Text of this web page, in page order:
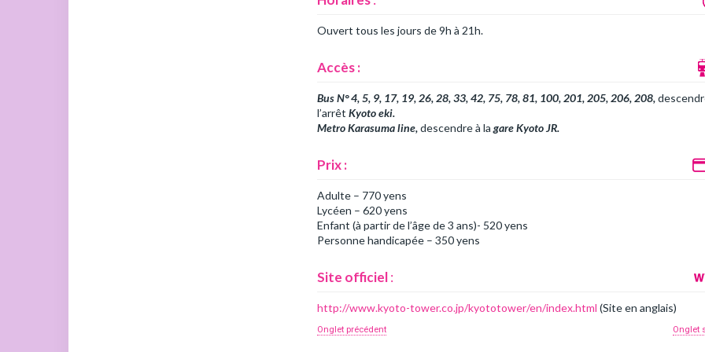
Ouvert tous les jours de 9h à 21h.
Accès :
Bus N° 4, 5, 9, 17, 19, 26, 28, 33, 42, 75, 78, 81, 100, 201, 205, 206, 208,
l’arrêtKyoto eki.
Metro Karasuma line,descendre à lagare Kyoto JR.
Prix :
Adulte – 770 yens
Lycéen – 620 yens
Enfant (à partir de l’âge de 3 ans)- 520 yens
Personne handicapée – 350 yens
Site officiel:
http://www.kyoto-tower.co.jp/kyototower/en/index.html (Site en anglais)
Onglet précédent Onglet